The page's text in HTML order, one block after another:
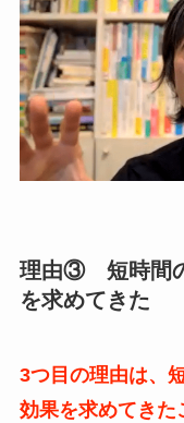
理由③ 短時間
を求めてきた
3つ目の理由は、
効果を求めてきた